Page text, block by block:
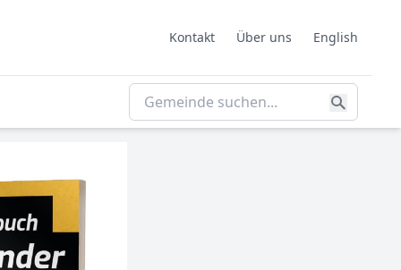
Kontakt Über uns English